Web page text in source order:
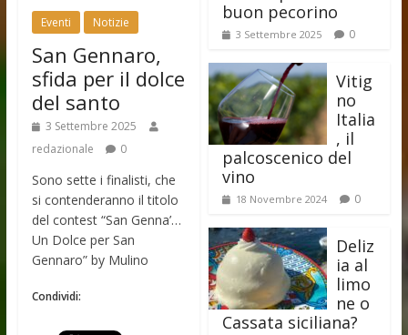
Eventi Notizie
San Gennaro,
sfida per il dolce
del santo
3 Settembre 2025
redazionale
0
Sono sette i finalisti, che
si contenderanno il titolo
del contest “San Genna’…
Un Dolce per San
Gennaro” by Mulino
Condividi:
buon pecorino
3 Settembre 2025 0
Vitig
no
Italia
, il
palcoscenico del
vino
18 Novembre 2024 0
Deliz
ia al
limo
ne o
Cassata siciliana?